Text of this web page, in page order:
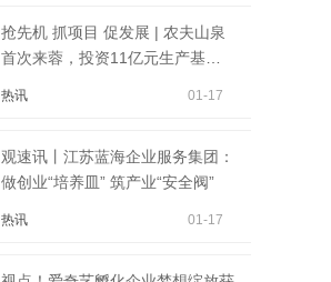
抢先机 抓项目 促发展 | 农夫山泉
首次来蓉，投资11亿元生产基地
热讯 01-17
观速讯丨江苏蓝海企业服务集团：
做创业“培养皿” 筑产业“安全阀”
热讯 01-17